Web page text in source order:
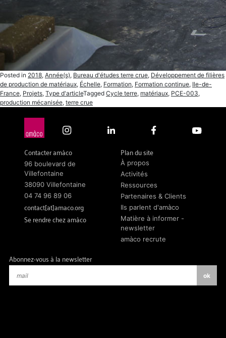
Posted in 2018, Année(s), Bureau d'études terre crue, Développement de filières
de production de matériaux, Échelle, Formation, Formation continue, Ile-de-
France, Projets, Type d'articleTagged Cycle terre, matériaux, PCE-003,
production mécanisée, terre crue
Contacter amàco
96 boulevard de
Villefontaine
38090 Villefontaine
04 74 96 89 06
contact[at]amaco.org
Se rendre chez amàco
Plan du site
À propos
Activités
Ressources
Partenaires & Clients
Ils parlent d'amàco
Matière à informer -
newsletter
amàco recrute
Abonnez-vous à la newsletter